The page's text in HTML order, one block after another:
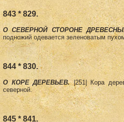
843 * 829.
О СЕВЕРНОЙ СТОРОНЕ
подножий одевается зеленоватым
844 * 830.
О КОРЕ ДЕРЕВЬЕВ.|251| Кора
северной.
845 * 841.